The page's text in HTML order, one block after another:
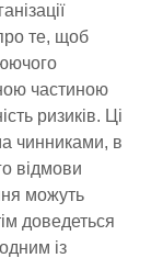
те, щоб
частиною
ризиків. Ці
чинниками, в
відмови
можуть
доведеться
із